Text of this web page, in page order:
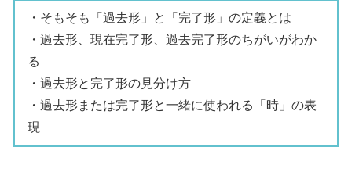
・そもそも「過去形」と「完了形」の定義とは
・過去形、現在完了形、過去完了形のちがいがわか
る
・過去形と完了形の見分け方
・過去形または完了形と一緒に使われる「時」の表
現